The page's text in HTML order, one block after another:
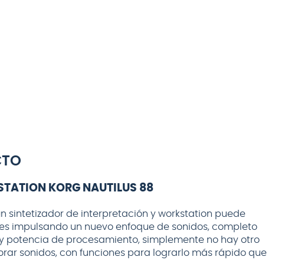
KORG NAUTILUS 88
sintetizador de interpretación y workstation puede
impulsando un nuevo enfoque de sonidos, completo
potencia de procesamiento, simplemente no hay otro
sonidos, con funciones para lograrlo más rápido que